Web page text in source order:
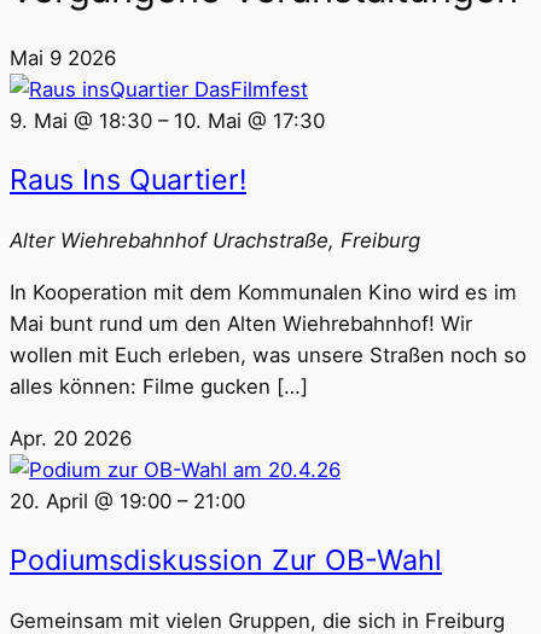
Mai 9 2026
9. Mai @ 18:30 – 10. Mai @ 17:30
Raus Ins Quartier!
Alter Wiehrebahnhof Urachstraße, Freiburg
In Kooperation mit dem Kommunalen Kino wird es im
Mai bunt rund um den Alten Wiehrebahnhof! Wir
wollen mit Euch erleben, was unsere Straßen noch so
alles können: Filme gucken […]
Apr. 20 2026
20. April @ 19:00 – 21:00
Podiumsdiskussion Zur OB-Wahl
Gemeinsam mit vielen Gruppen, die sich in Freiburg